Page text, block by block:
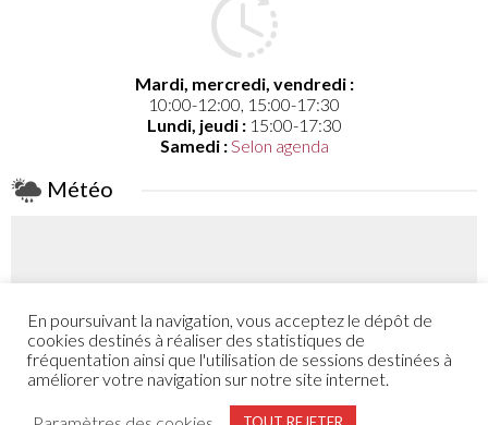
Mardi, mercredi, vendredi :
10:00-12:00, 15:00-17:30
Lundi, jeudi :15:00-17:30
Samedi : Selon agenda
Météo
Coefficient
52 - 48
En poursuivant la navigation, vous acceptez le dépôt de
cookies destinés à réaliser des statistiques de
fréquentation ainsi que l'utilisation de sessions destinées à
améliorer votre navigation sur notre site internet.